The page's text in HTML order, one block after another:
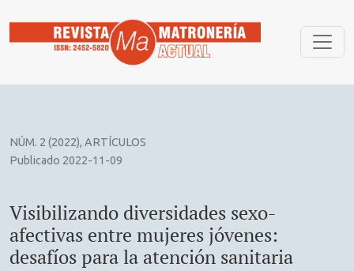
NÚM. 2 (2022), ARTÍCULOS
Visibilizando diversidades sexo-
afectivas entre mujeres jóvenes:
desafíos para la atención sanitaria
Publicado 2022-11-09